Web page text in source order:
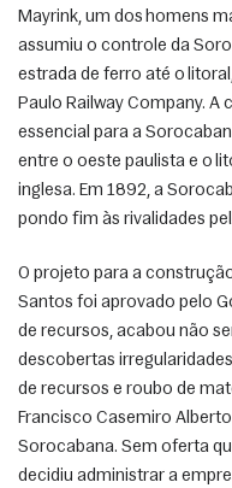
Mayrink, um dos homens
assumiu o controle da
estrada de ferro até o
Paulo Railway Company.
essencial para a
entre o oeste paulista e o
inglesa. Em 1892, a
pondo fim às rivalidades
O projeto para a
Santos foi aprovado pelo
de recursos, acabou não
descobertas
de recursos e roubo de
Francisco Casemiro
Sorocabana. Sem oferta
decidiu administrar a